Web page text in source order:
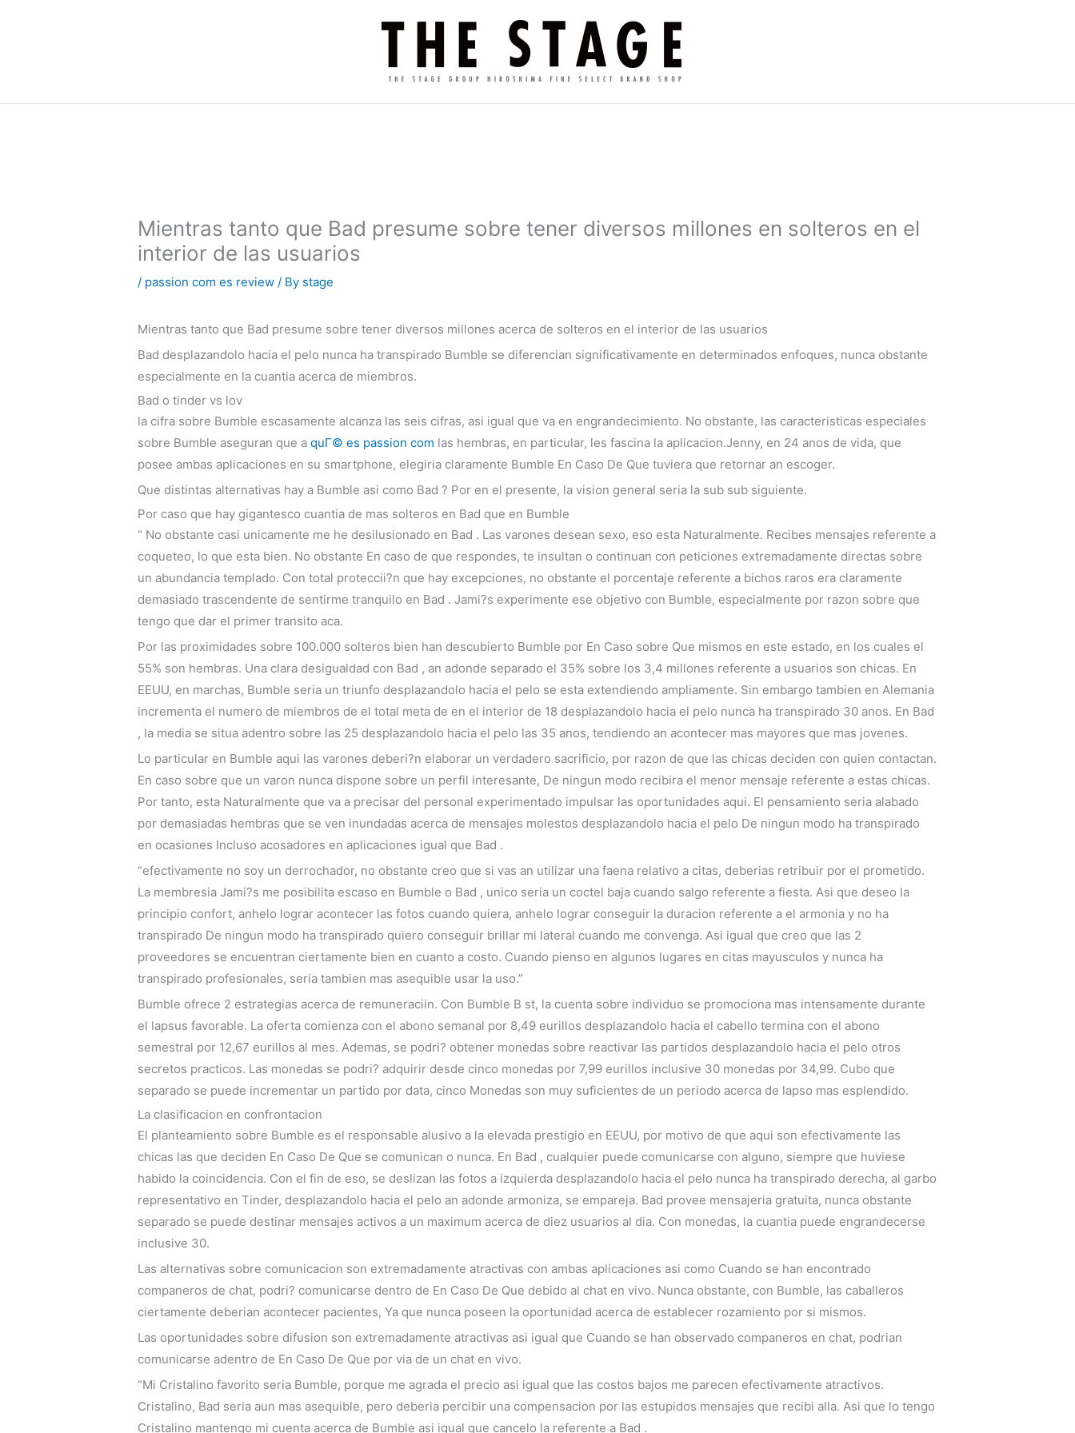
ッ
Mientras tanto que Bad presume sobre tener diversos millones en solteros en el
interior de las usuarios
/ passion com es review / By stage
Mientras tanto que Bad presume sobre tener diversos millones acerca de solteros en el interior de las usuarios
Bad desplazandolo hacia el pelo nunca ha transpirado Bumble se diferencian significativamente en determinados enfoques, nunca obstante
especialmente en la cuanti­a acerca de miembros.
Bad o tinder vs lov
la cifra sobre Bumble escasamente alcanza las seis cifras, asi­ igual que va en engrandecimiento. No obstante, las caracteristicas especiales
sobre Bumble aseguran que aquГ© es passion com las hembras, en particular, les fascina la aplicacion.Jenny, en 24 anos de vida, que
posee ambas aplicaciones en su smartphone, elegiria claramente Bumble En Caso De Que tuviera que retornar an escoger.
Que distintas alternativas hay a Bumble asi­ como Bad ? Por en el presente, la vision general seri­a la sub sub siguiente.
Por caso que hay gigantesco cuanti­a de mas solteros en Bad que en Bumble
“ No obstante casi unicamente me he desilusionado en Bad . Las varones desean sexo, eso esta Naturalmente. Recibes mensajes referente a
coqueteo, lo que esta bien. No obstante En caso de que respondes, te insultan o continuan con peticiones extremadamente directas sobre
un abundancia templado. Con total proteccii?n que hay excepciones, no obstante el porcentaje referente a bichos raros era claramente
demasiado trascendente de sentirme tranquilo en Bad . Jami?s experimente ese objetivo con Bumble, especialmente por razon sobre que
tengo que dar el primer transito aca.
Por las proximidades sobre 100.000 solteros bien han descubierto Bumble por En Caso sobre Que mismos en este estado, en los cuales el
55% son hembras. Una clara desigualdad con Bad , an adonde separado el 35% sobre los 3,4 millones referente a usuarios son chicas. En
EEUU, en marchas, Bumble seri­a un triunfo desplazandolo hacia el pelo se esta extendiendo ampliamente. Sin embargo tambien en Alemania
incrementa el numero de miembros de el total meta de en el interior de 18 desplazandolo hacia el pelo nunca ha transpirado 30 anos. En Bad
, la media se situa adentro sobre las 25 desplazandolo hacia el pelo las 35 anos, tendiendo an acontecer mas mayores que mas jovenes.
Lo particular en Bumble aqui las varones deberi?n elaborar un verdadero sacrificio, por razon de que las chicas deciden con quien contactan.
En caso sobre que un varon nunca dispone sobre un perfil interesante, De ningun modo recibira el menor mensaje referente a estas chicas.
Por tanto, esta Naturalmente que va a precisar del personal experimentado impulsar las oportunidades aqui. El pensamiento seri­a alabado
por demasiadas hembras que se ven inundadas acerca de mensajes molestos desplazandolo hacia el pelo De ningun modo ha transpirado
en ocasiones Incluso acosadores en aplicaciones igual que Bad .
“efectivamente no soy un derrochador, no obstante creo que si vas an utilizar una faena relativo a citas, deberias retribuir por el prometido.
La membresia Jami?s me posibilita escaso en Bumble o Bad , unico seri­a un coctel baja cuando salgo referente a fiesta. Asi que deseo la
principio confort, anhelo lograr acontecer las fotos cuando quiera, anhelo lograr conseguir la duracion referente a el armonia y no ha
transpirado De ningun modo ha transpirado quiero conseguir brillar mi lateral cuando me convenga. Asi­ igual que creo que las 2
proveedores se encuentran ciertamente bien en cuanto a costo. Cuando pienso en algunos lugares en citas mayusculos y nunca ha
transpirado profesionales, seri­a tambien mas asequible usar la uso.”
Bumble ofrece 2 estrategias acerca de remuneraciin. Con Bumble B st, la cuenta sobre individuo se promociona mas intensamente durante
el lapsus favorable. La oferta comienza con el abono semanal por 8,49 eurillos desplazandolo hacia el cabello termina con el abono
semestral por 12,67 eurillos al mes. Ademas, se podri? obtener monedas sobre reactivar las partidos desplazandolo hacia el pelo otros
secretos practicos. Las monedas se podri? adquirir desde cinco monedas por 7,99 eurillos inclusive 30 monedas por 34,99. Cubo que
separado se puede incrementar un partido por data, cinco Monedas son muy suficientes de un periodo acerca de lapso mas esplendido.
La clasificacion en confrontacion
El planteamiento sobre Bumble es el responsable alusivo a la elevada prestigio en EEUU, por motivo de que aqui son efectivamente las
chicas las que deciden En Caso De Que se comunican o nunca. En Bad , cualquier puede comunicarse con alguno, siempre que huviese
habido la coincidencia. Con el fin de eso, se deslizan las fotos a izquierda desplazandolo hacia el pelo nunca ha transpirado derecha, al garbo
representativo en Tinder, desplazandolo hacia el pelo an adonde armoniza, se empareja. Bad provee mensajeria gratuita, nunca obstante
separado se puede destinar mensajes activos a un maximum acerca de diez usuarios al dia. Con monedas, la cuanti­a puede engrandecerse
inclusive 30.
Las alternativas sobre comunicacion son extremadamente atractivas con ambas aplicaciones asi­ como Cuando se han encontrado
companeros de chat, podri? comunicarse dentro de En Caso De Que debido al chat en vivo. Nunca obstante, con Bumble, las caballeros
ciertamente deberi­an acontecer pacientes, Ya que nunca poseen la oportunidad acerca de establecer rozamiento por si mismos.
Las oportunidades sobre difusion son extremadamente atractivas asi­ igual que Cuando se han observado companeros en chat, podri­an
comunicarse adentro de En Caso De Que por vi­a de un chat en vivo.
“Mi Cristalino favorito seri­a Bumble, porque me agrada el precio asi­ igual que las costos bajos me parecen efectivamente atractivos.
Cristalino, Bad seri­a aun mas asequible, pero deberia percibir una compensacion por las estupidos mensajes que recibi alla. Asi que lo tengo
Cristalino mantengo mi cuenta acerca de Bumble asi­ igual que cancelo la referente a Bad .